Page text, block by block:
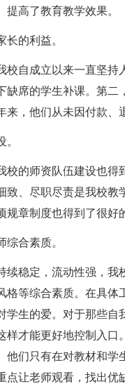
高了教育教学效果。
长的利益。
校自成立以来一直坚
缺席的学生补课。第
，他们从未因付款、
校的师资队伍建设也
致、尽职尽责是我校
章制度也得到了很好
合素质。
续稳定，流动性强，
格等综合素质。在具
生的爱。对于那些自
样才能更好地控制入
们只有在对教材和学
点让老师观看，找出